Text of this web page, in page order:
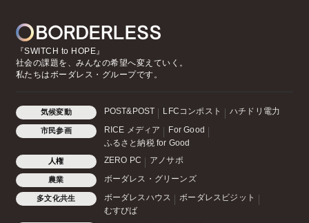
『SWITCH to HOPE』
社会の課題を、みんなの希望へ変えていく。
私たちはボーダレス・グループです。
気候変動 POST&POST LFCコンポスト ハチドリ電力
市民参画 RICE メディア
For Good
ふるさと納税 for Good
人権 ZERO PC アノサポ
農業 ボーダレス・グリーンズ
多文化共生 ボーダレスハウス
ボーダレスビジット
むすびば